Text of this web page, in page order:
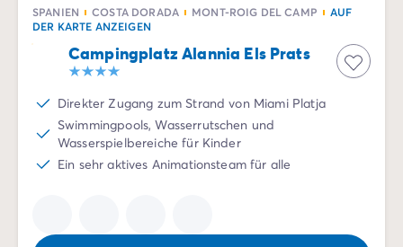
SPANIEN COSTA DORADA MONT-ROIG DEL CAMP
AUF
DER KARTE ANZEIGEN
Campingplatz Alannia Els Prats
Direkter Zugang zum Strand von Miami Platja
Swimmingpools, Wasserrutschen und
Wasserspielbereiche für Kinder
Ein sehr aktives Animationsteam für alle